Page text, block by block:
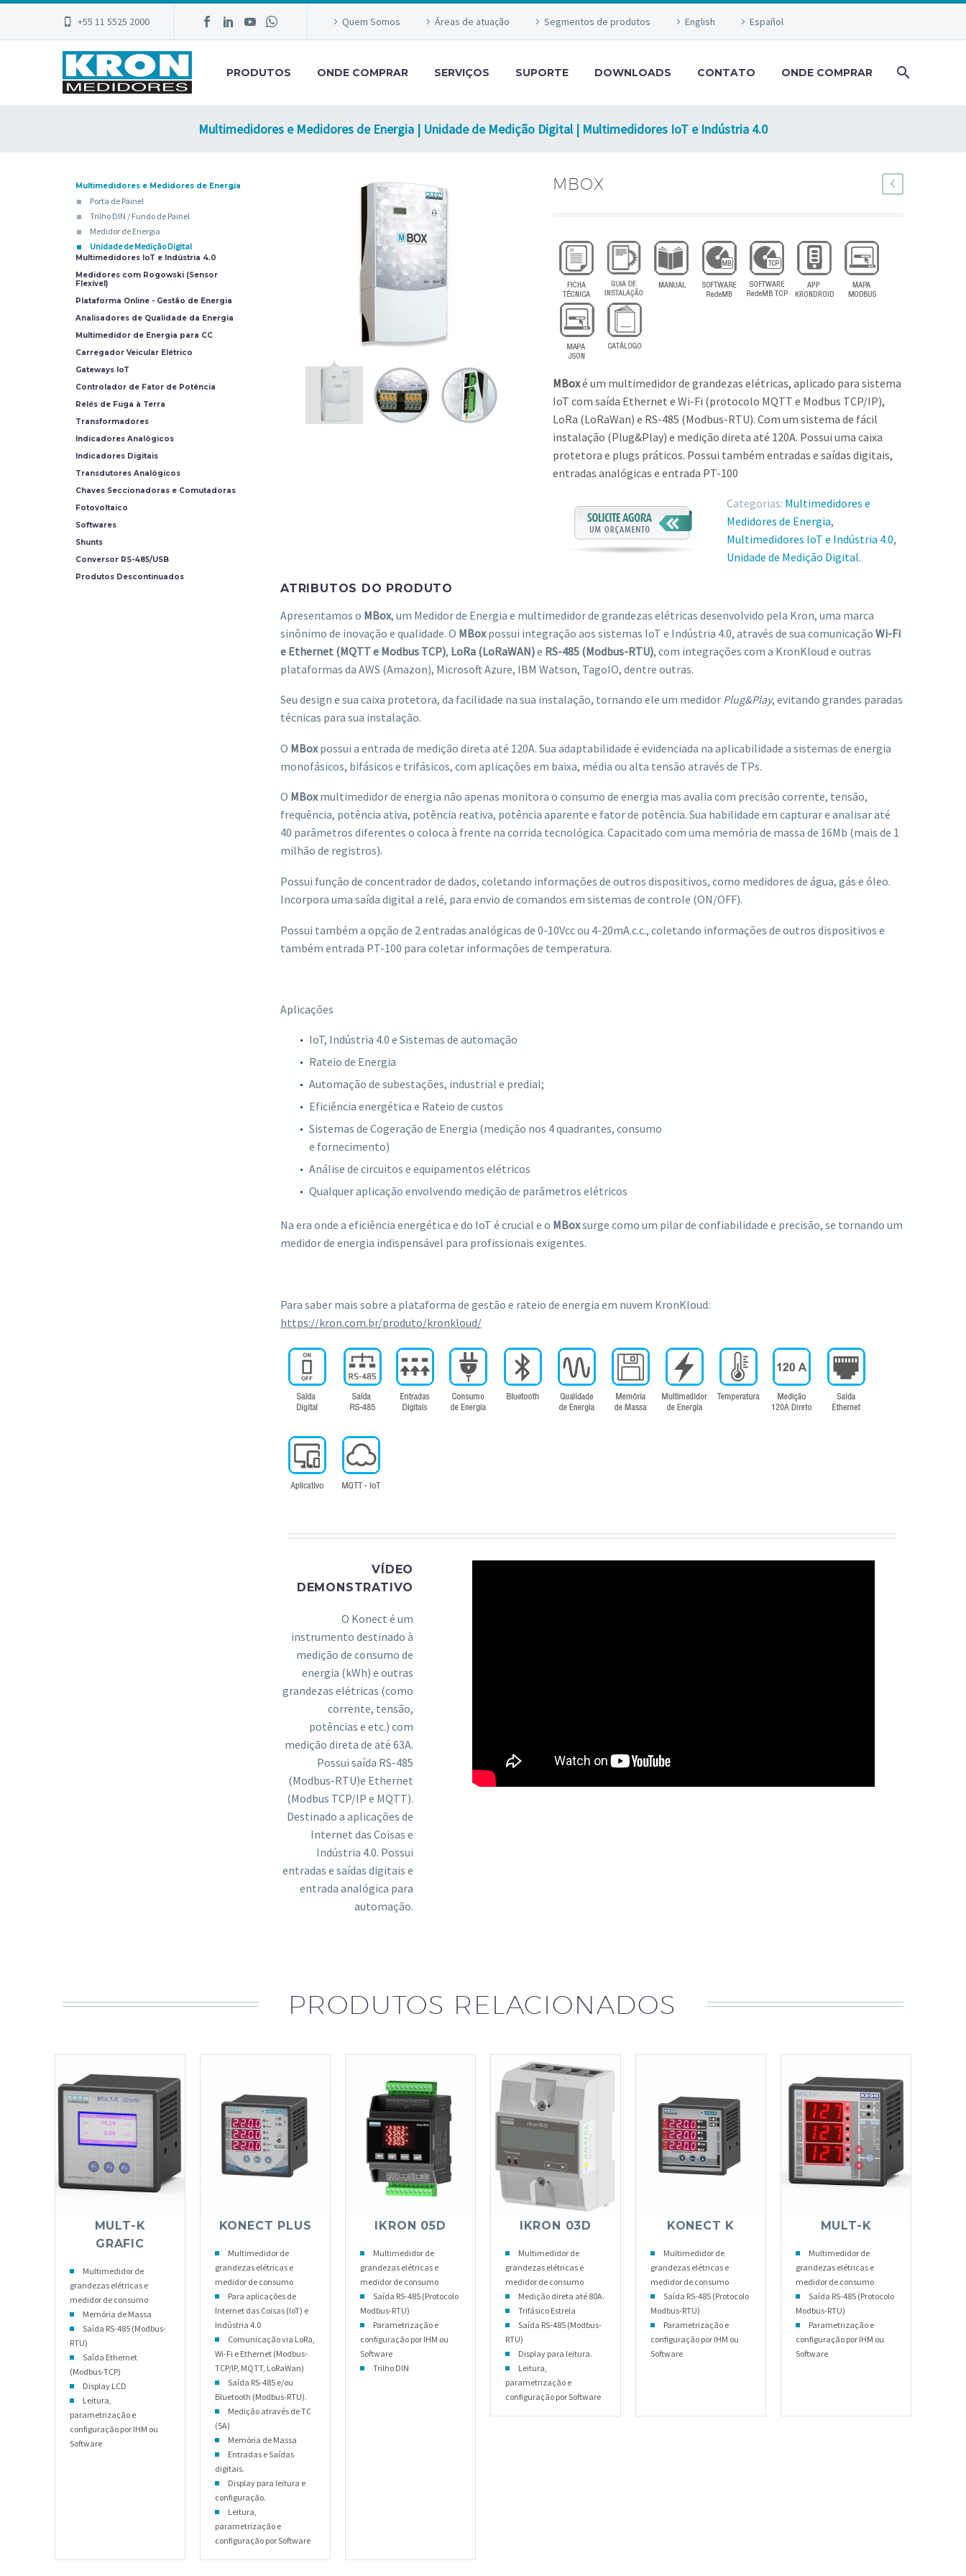
+55 11 5525 2000 Quem Somos Áreas de atuação Segmentos de produtos English Español
PRODUTOS ONDE COMPRAR SERVIÇOS SUPORTE DOWNLOADS CONTATO ONDE COMPRAR
Multimedidores e Medidores de Energia | Unidade de Medição Digital | Multimedidores IoT e Indústria 4.0
MBOX
MBoxé um multimedidor de grandezas elétricas, aplicado para sistema
IoT com saída Ethernet e Wi-Fi (protocolo MQTT e Modbus TCP/IP),
LoRa (LoRaWan) e RS-485 (Modbus-RTU). Com um sistema de fácil
instalação (Plug&Play) e medição direta até 120A. Possui uma caixa
protetora e plugs práticos. Possui também entradas e saídas digitais,
entradas analógicas e entrada PT-100
Categorias: Multimedidores e
Medidores de Energia,
Multimedidores IoT e Indústria 4.0,
Unidade de Medição Digital.
ATRIBUTOS DO PRODUTO
Apresentamos o MBox, um Medidor de Energia e multimedidor de grandezas elétricas desenvolvido pela Kron, uma marca
sinônimo de inovação e qualidade. O MBoxpossui integração aos sistemas IoT e Indústria 4.0, através de sua comunicação Wi-Fi
e Ethernet (MQTT e Modbus TCP), LoRa (LoRaWAN)e RS-485 (Modbus-RTU), com integrações com a KronKloud e outras
plataformas da AWS (Amazon), Microsoft Azure, IBM Watson, TagoIO, dentre outras.
Seu design e sua caixa protetora, da facilidade na sua instalação, tornando ele um medidor Plug&Play, evitando grandes paradas
técnicas para sua instalação.
O MBoxpossui a entrada de medição direta até 120A. Sua adaptabilidade é evidenciada na aplicabilidade a sistemas de energia
monofásicos, bifásicos e trifásicos, com aplicações em baixa, média ou alta tensão através de TPs.
O MBoxmultimedidor de energia não apenas monitora o consumo de energia mas avalia com precisão corrente, tensão,
frequência, potência ativa, potência reativa, potência aparente e fator de potência. Sua habilidade em capturar e analisar até
40 parâmetros diferentes o coloca à frente na corrida tecnológica. Capacitado com uma memória de massa de 16Mb (mais de 1
milhão de registros).
Possui função de concentrador de dados, coletando informações de outros dispositivos, como medidores de água, gás e óleo.
Incorpora uma saída digital a relé, para envio de comandos em sistemas de controle (ON/OFF).
Possui também a opção de 2 entradas analógicas de 0-10Vcc ou 4-20mA.c.c., coletando informações de outros dispositivos e
também entrada PT-100 para coletar informações de temperatura.
Aplicações
IoT, Indústria 4.0 e Sistemas de automação
Rateio de Energia
Automação de subestações, industrial e predial;
Eficiência energética e Rateio de custos
Sistemas de Cogeração de Energia (medição nos 4 quadrantes, consumo
e fornecimento)
Análise de circuitos e equipamentos elétricos
Qualquer aplicação envolvendo medição de parâmetros elétricos
Na era onde a eficiência energética e do IoT é crucial e o MBoxsurge como um pilar de confiabilidade e precisão, se tornando um
medidor de energia indispensável para profissionais exigentes.
Para saber mais sobre a plataforma de gestão e rateio de energia em nuvem KronKloud:
https://kron.com.br/produto/kronkloud/
VÍDEO
DEMONSTRATIVO
O Konect é um
instrumento destinado à
medição de consumo de
energia (kWh) e outras
grandezas elétricas (como
corrente, tensão,
potências e etc.) com
medição direta de até 63A.
Possui saída RS-485
(Modbus-RTU)e Ethernet
(Modbus TCP/IP e MQTT).
Destinado a aplicações de
Internet das Coisas e
Indústria 4.0. Possui
entradas e saídas digitais e
entrada analógica para
automação.
Multimedidores e Medidores de Energia
Porta de Painel
Trilho DIN / Fundo de Painel
Medidor de Energia
Unidade de Medição Digital
Multimedidores IoT e Indústria 4.0
Medidores com Rogowski (Sensor
Flexível)
Plataforma Online - Gestão de Energia
Analisadores de Qualidade da Energia
Multimedidor de Energia para CC
Carregador Veicular Elétrico
Gateways IoT
Controlador de Fator de Potência
Relés de Fuga à Terra
Transformadores
Indicadores Analógicos
Indicadores Digitais
Transdutores Analógicos
Chaves Seccionadoras e Comutadoras
Fotovoltaico
Softwares
Shunts
Conversor RS-485/USB
Produtos Descontinuados
PRODUTOS RELACIONADOS
MULT-K
GRAFIC
Multimedidor de
grandezas elétricas e
medidor de consumo
Memória de Massa
Saída RS-485 (Modbus-
RTU)
Saída Ethernet
(Modbus-TCP)
Display LCD
Leitura,
parametrização e
configuração por IHM ou
Software
KONECT PLUS
Multimedidor de
grandezas elétricas e
medidor de consumo
Para aplicações de
Internet das Coisas (IoT) e
Indústria 4.0
Comunicação via LoRa,
Wi-Fi e Ethernet (Modbus-
TCP/IP, MQTT, LoRaWan)
Saída RS-485 e/ou
Bluetooth (Modbus-RTU).
Medição através de TC
(5A)
Memória de Massa
Entradas e Saídas
digitais.
Display para leitura e
configuração.
Leitura,
parametrização e
configuração por Software
IKRON 05D
Multimedidor de
grandezas elétricas e
medidor de consumo
Saída RS-485 (Protocolo
Modbus-RTU)
Parametrização e
configuração por IHM ou
Software
Trilho DIN
IKRON 03D
Multimedidor de
grandezas elétricas e
medidor de consumo
Medição direta até 80A.
Trifásico Estrela
Saída RS-485 (Modbus-
RTU)
Display para leitura.
Leitura,
parametrização e
configuração por Software
KONECT K
Multimedidor de
grandezas elétricas e
medidor de consumo
Saída RS-485 (Protocolo
Modbus-RTU)
Parametrização e
configuração por IHM ou
Software
MULT-K
Multimedidor de
grandezas elétricas e
medidor de consumo
Saída RS-485 (Protocolo
Modbus-RTU)
Parametrização e
configuração por IHM ou
Software